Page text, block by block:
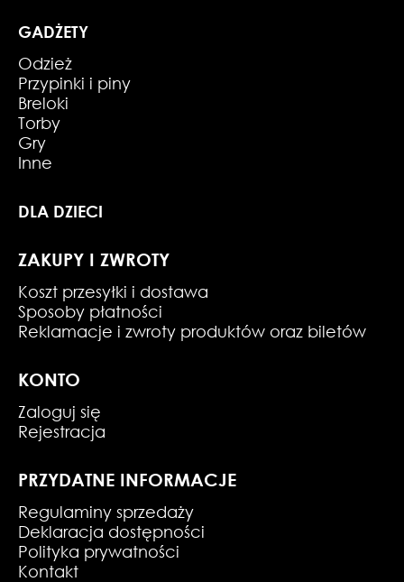
GADŻETY
Odzież
Przypinki i piny
Breloki
Torby
Gry
Inne
DLA DZIECI
ZAKUPY I ZWROTY
Koszt przesyłki i dostawa
Sposoby płatności
Reklamacje i zwroty produktów oraz biletów
KONTO
Zaloguj się
Rejestracja
PRZYDATNE INFORMACJE
Regulaminy sprzedaży
Deklaracja dostępności
Polityka prywatności
Kontakt